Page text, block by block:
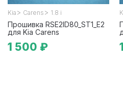
Kia > Carens > 1.8 i
Прошивка RSE2ID80_ST1_E2
для Kia Carens
1 500 ₽